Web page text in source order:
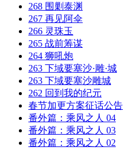
268 围剿泰渊
267 再见阿伞
266 灵珠玉
265 战前筹谋
264 狮吼炮
263 下域要塞沙·雕·城
263 下域要塞沙雕城
262 回到我的纪元
春节加更方案征话公告
番外篇：乘风之人 04
番外篇：乘风之人 03
番外篇：乘风之人 02